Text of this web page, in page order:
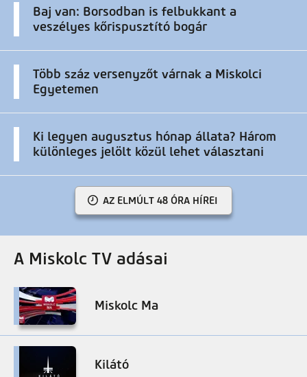
Baj van: Borsodban is felbukkant a
veszélyes kőrispusztító bogár
Több száz versenyzőt várnak a Miskolci
Egyetemen
Ki legyen augusztus hónap állata? Három
különleges jelölt közül lehet választani
AZ ELMÚLT 48 ÓRA HÍREI
A Miskolc TV adásai
Miskolc Ma
Kilátó